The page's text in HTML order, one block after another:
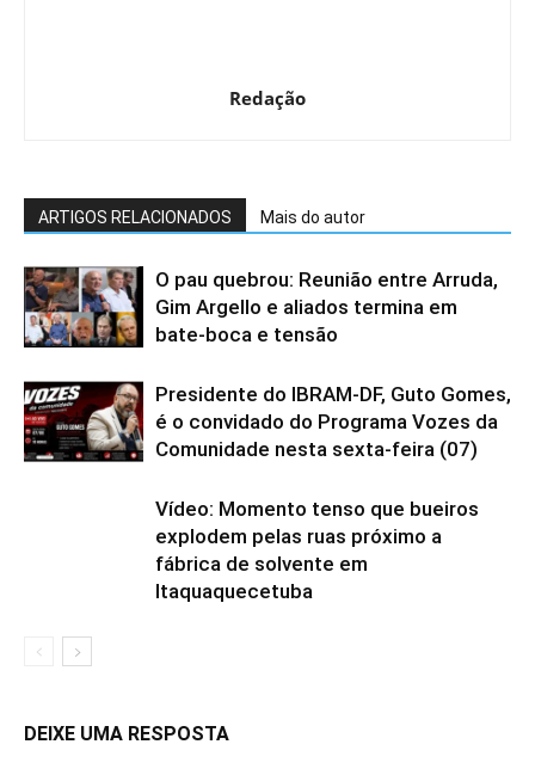
Redação
ARTIGOS RELACIONADOS Mais do autor
O pau quebrou: Reunião entre Arruda,
Gim Argello e aliados termina em
bate-boca e tensão
Presidente do IBRAM-DF, Guto Gomes,
é o convidado do Programa Vozes da
Comunidade nesta sexta-feira (07)
Vídeo: Momento tenso que bueiros
explodem pelas ruas próximo a
fábrica de solvente em
Itaquaquecetuba
DEIXE UMA RESPOSTA